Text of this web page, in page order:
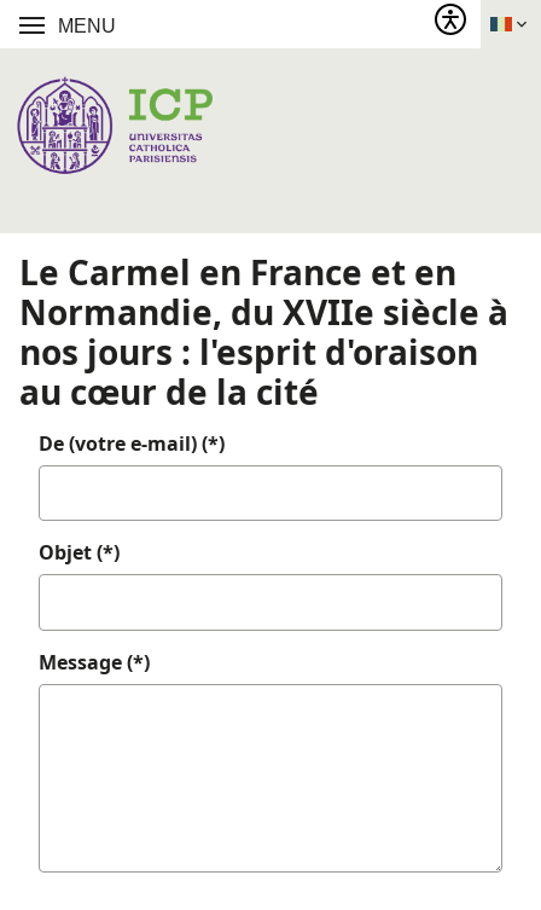
MENU
Le Carmel en France et en
Normandie, du XVIIe siècle à
nos jours : l'esprit d'oraison
au cœur de la cité
De (votre e-mail) (*)
Objet (*)
Message (*)